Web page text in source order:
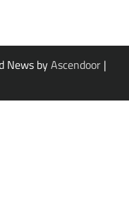
News byAscendoor |